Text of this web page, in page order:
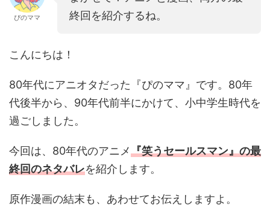
ぴのママ
終回を紹介するね。
こんにちは！
80年代にアニオタだった『ぴのママ』です。80年
代後半から、90年代前半にかけて、小中学生時代を
過ごしました。
今回は、80年代のアニメ『笑うセールスマン』の最
終回のネタバレを紹介します。
原作漫画の結末も、あわせてお伝えしますよ。